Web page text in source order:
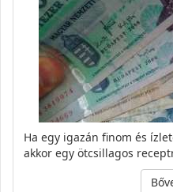
Ha egy igazán finom és
akkor egy ötcsillagos